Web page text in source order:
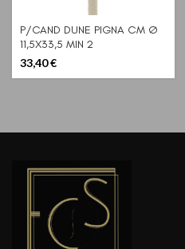
P/CAND DUNE PIGNA CM Ø
11,5X33,5 MIN 2
33,40€